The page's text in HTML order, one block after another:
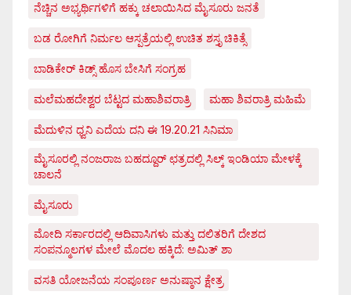
ನೆಚ್ಚಿನ ಅಭ್ಯರ್ಥಿಗಳಿಗೆ ಹಕ್ಕು ಚಲಾಯಿಸಿದ ಮೈಸೂರು ಜನತೆ
ಬಡ ರೋಗಿಗೆ ನಿರ್ಮಲ ಆಸ್ಪತ್ರೆಯಲ್ಲಿ ಉಚಿತ ಶಸ್ತೃ ಚಿಕಿತ್ಸೆ
ಬಾಡಿಕೇರ್ ಕಿಡ್ಸ್ ಹೊಸ ಬೇಸಿಗೆ ಸಂಗ್ರಹ
ಮಲೆಮಹದೇಶ್ವರ ಬೆಟ್ಟದ ಮಹಾಶಿವರಾತ್ರಿ ಮಹಾ ಶಿವರಾತ್ರಿ ಮಹಿಮೆ
ಮೆದುಳಿನ ಧ್ವನಿ ಎದೆಯ ದನಿ ಈ 19.20.21 ಸಿನಿಮಾ
ಮೈಸೂರಲ್ಲಿ ನಂಜರಾಜ ಬಹದ್ದೂರ್ ಛತ್ರದಲ್ಲಿ ಸಿಲ್ಕ್ ಇಂಡಿಯಾ ಮೇಳಕ್ಕೆ
ಚಾಲನೆ
ಮೈಸೂರು
ಮೋದಿ ಸರ್ಕಾರದಲ್ಲಿ ಆದಿವಾಸಿಗಳು ಮತ್ತು ದಲಿತರಿಗೆ ದೇಶದ
ಸಂಪನ್ಮೂಲಗಳ ಮೇಲೆ ಮೊದಲ ಹಕ್ಕಿದೆ: ಅಮಿತ್ ಶಾ
ವಸತಿ ಯೋಜನೆಯ ಸಂಪೂರ್ಣ ಅನುಷ್ಠಾನ ಕ್ಷೇತ್ರ